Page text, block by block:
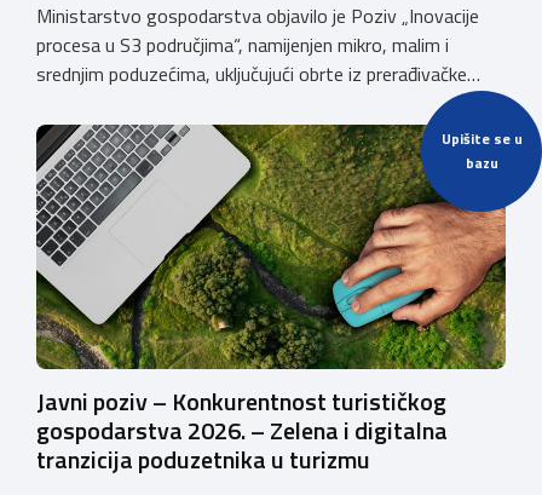
Upišite se u
bazu
Ministarstvo gospodarstva objavilo je Poziv „Inovacije
procesa u S3 područjima“, namijenjen mikro, malim i
srednjim poduzećima, uključujući obrte iz prerađivačke
industrije, koji razvijaju inovativne proizvode i žele ih
uspješnije plasirati na tržište kroz modernizaciju poslovnih
procesa. Poziv se provodi u okviru PKK 2021. – 2027. Cilj
Poziva je potaknuti uvođenje inovacija procesa i
organizacije poslovanja koje […]
Javni poziv – Konkurentnost turističkog
gospodarstva 2026. – Zelena i digitalna
tranzicija poduzetnika u turizmu